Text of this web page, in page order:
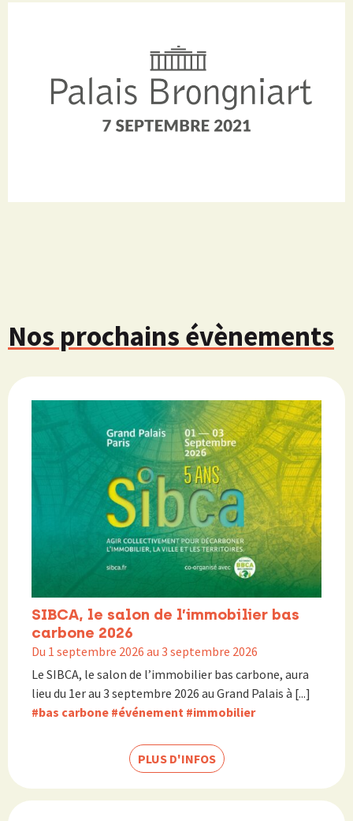
Nos prochains évènements
SIBCA, le salon de l’immobilier bas
carbone 2026
Du 1 septembre 2026 au 3 septembre 2026
Le SIBCA, le salon de l’immobilier bas carbone, aura
lieu du 1er au 3 septembre 2026 au Grand Palais à [...]
#bas carbone #événement #immobilier
PLUS D'INFOS